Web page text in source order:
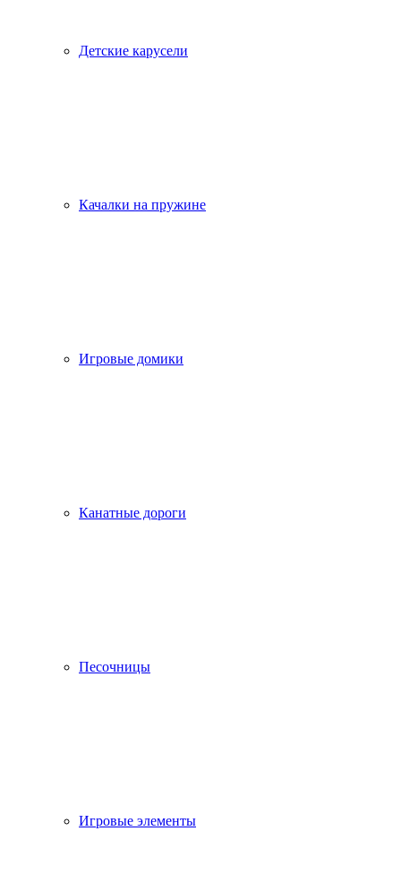
Детские карусели
Качалки на пружине
Игровые домики
Канатные дороги
Песочницы
Игровые элементы